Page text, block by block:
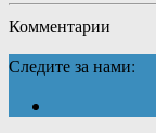
Комментарии
Следите за нами: